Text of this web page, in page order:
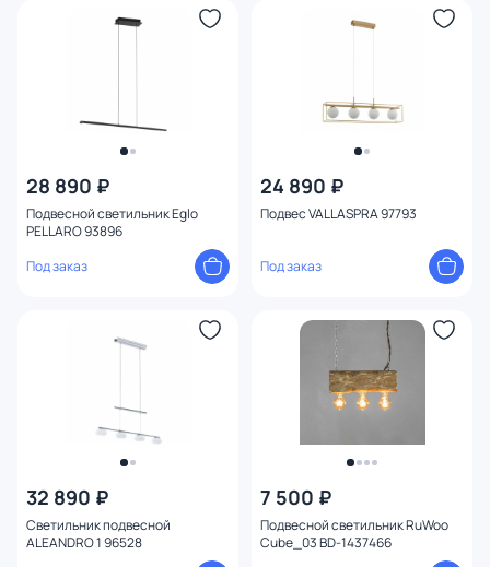
28 890 ₽
Подвесной светильник Eglo
PELLARO 93896
Под заказ
24 890 ₽
Подвес VALLASPRA 97793
Под заказ
32 890 ₽
Светильник подвесной
ALEANDRO 1 96528
7 500 ₽
Подвесной светильник RuWoo
Cube_03 BD-1437466